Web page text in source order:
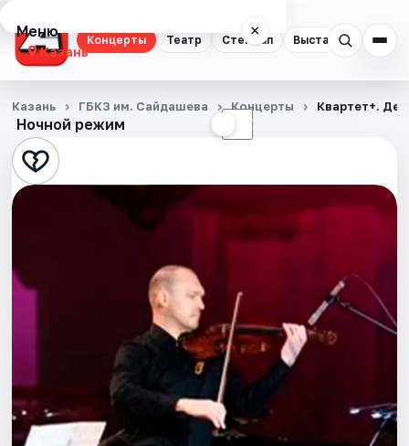
Концерты Театр Стендап Выставки
Меню ×
Казань
Концерты
Театр
Стендап
Квесты
События
Ночной режим ☾
Казань ГБКЗ им. Сайдашева Концерты Квартет+.